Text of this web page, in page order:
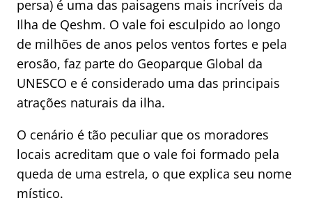
persa) é uma das paisagens mais incríveis da
Ilha de Qeshm. O vale foi esculpido ao longo
de milhões de anos pelos ventos fortes e pela
erosão, faz parte do Geoparque Global da
UNESCO e é considerado uma das principais
atrações naturais da ilha.
O cenário é tão peculiar que os moradores
locais acreditam que o vale foi formado pela
queda de uma estrela, o que explica seu nome
místico.